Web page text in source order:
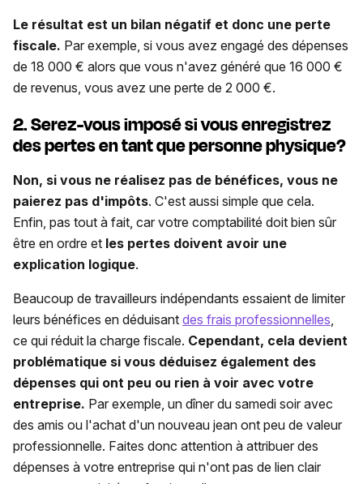
Le résultat est un bilan négatif et donc une perte
fiscale. Par exemple, si vous avez engagé des dépenses
de 18 000 € alors que vous n'avez généré que 16 000 €
de revenus, vous avez une perte de 2 000 €.
2. Serez-vous imposé si vous enregistrez
des pertes en tant que personne physique?
Non, si vous ne réalisez pas de bénéfices, vous ne
paierez pas d'impôts. C'est aussi simple que cela.
Enfin, pas tout à fait, car votre comptabilité doit bien sûr
être en ordre et les pertes doivent avoir une
explication logique.
Beaucoup de travailleurs indépendants essaient de limiter
leurs bénéfices en déduisant des frais professionnelles
ce qui réduit la charge fiscale. Cependant, cela devient
problématique si vous déduisez également des
dépenses qui ont peu ou rien à voir avec votre
entreprise. Par exemple, un dîner du samedi soir avec
des amis ou l'achat d'un nouveau jean ont peu de valeur
professionnelle. Faites donc attention à attribuer des
dépenses à votre entreprise qui n'ont pas de lien clair